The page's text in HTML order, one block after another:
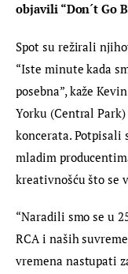
objavili “Don´t Go
Spot su režirali
“Iste minute kada
posebna”, kaže
Yorku (Central
koncerata. Potpisali
mladim
kreativnošću što se
“Naradili smo se u
RCA i naših
vremena nastupati